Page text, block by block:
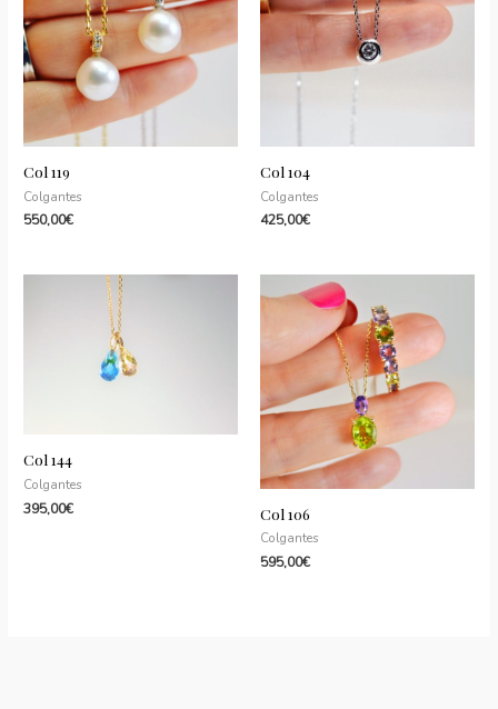
Col 119
Colgantes
550,00€
Col 104
Colgantes
425,00€
Col 144
Colgantes
395,00€ Col 106
Colgantes
595,00€